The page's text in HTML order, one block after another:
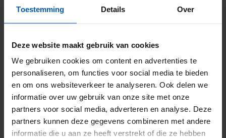
Toestemming Details Over
Deze website maakt gebruik van cookies
We gebruiken cookies om content en advertenties te
personaliseren, om functies voor social media te bieden
en om ons websiteverkeer te analyseren. Ook delen we
informatie over uw gebruik van onze site met onze
partners voor social media, adverteren en analyse. Deze
partners kunnen deze gegevens combineren met andere
informatie die u aan ze heeft verstrekt of die ze hebben
Nieuwsbrief 2020
https://onderlinge-steenwijkerwold.nl/wp-
content/uploads/2018/07/Logo-nieuw-2011-Reflex_diap.png 0 0
marcel https://onderlinge-steenwijkerwold.nl/wp-
content/uploads/2018/07/Logo-nieuw-2011-Reflex_diap.png
marcel2019-12-18 11:47:472019-12-18 13:33:11Nieuwsbrief 2020
Deel deze pagina Facebook Twitter
Koffie? Van harte welkom!